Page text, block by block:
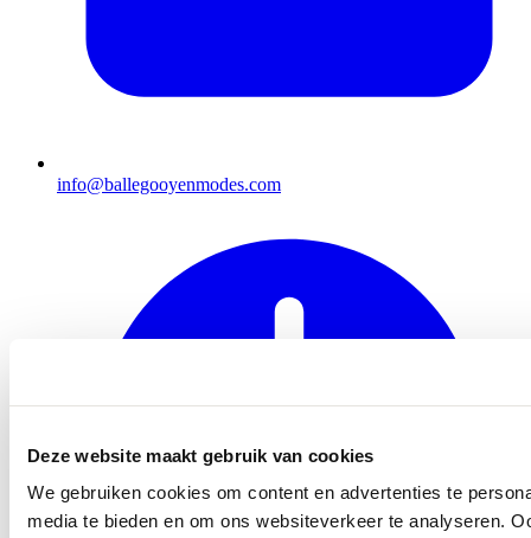
Deze website maakt gebruik van cookies
We gebruiken cookies om content en advertenties te
media te bieden en om ons websiteverkeer te analyseren.
info@ballegooyenmodes.com